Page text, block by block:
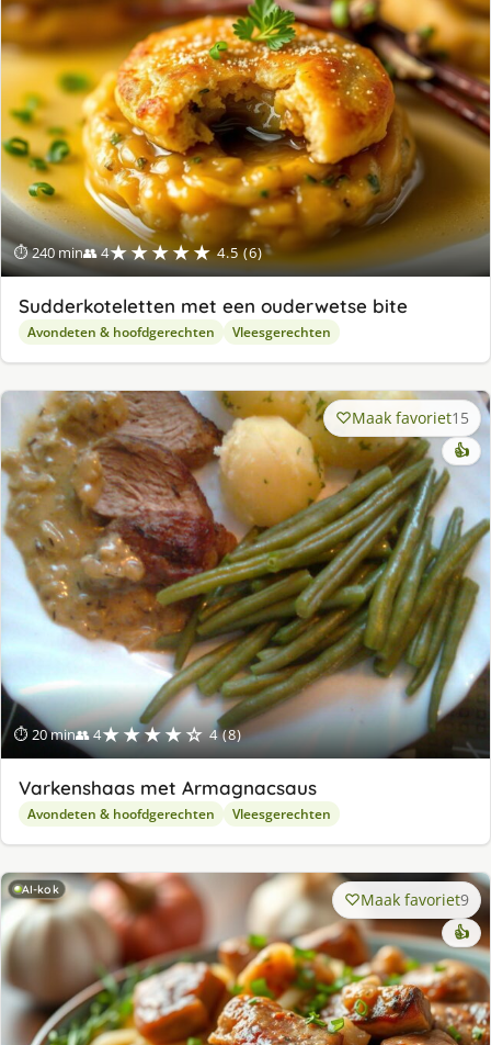
⏱ 240 min👥 4★★★★★ 4.5 (6)
Sudderkoteletten met een ouderwetse bite
Avondeten & hoofdgerechten Vleesgerechten
⏱ 20 min👥 4★★★★☆ 4 (8)
Maak favoriet15
👍
Varkenshaas met Armagnacsaus
Avondeten & hoofdgerechten Vleesgerechten
AI-kok Maak favoriet9
👍